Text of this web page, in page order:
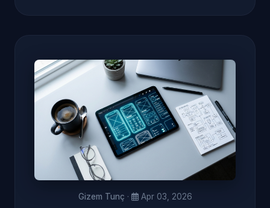
Gizem Tunç · Apr 03, 2026